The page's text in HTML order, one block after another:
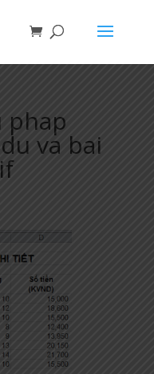
phap
va bai